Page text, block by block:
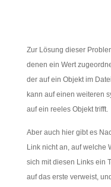
Zur Lösung dieser
denen ein Wert
der auf ein Objekt im
kann auf einen weiteren
auf ein reeles Objekt trifft.
Aber auch hier gibt es
Link nicht an, auf welche
sich mit diesen Links ein
auf das erste verweist,